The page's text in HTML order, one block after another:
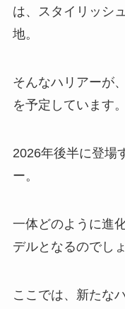
は、スタイリッシ
地。
そんなハリアーが
を予定しています。
2026年後半に登場
ー。
一体どのように進
デルとなるのでし
ここでは、新たな